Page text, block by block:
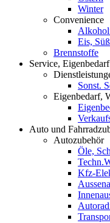
Winter
Convenience
Eis,
Brennstoffe
Service, Eigenbedarf
Sonst.
Eigenbedarf,
Auto und
Autozubehör
Öle,
Kfz-